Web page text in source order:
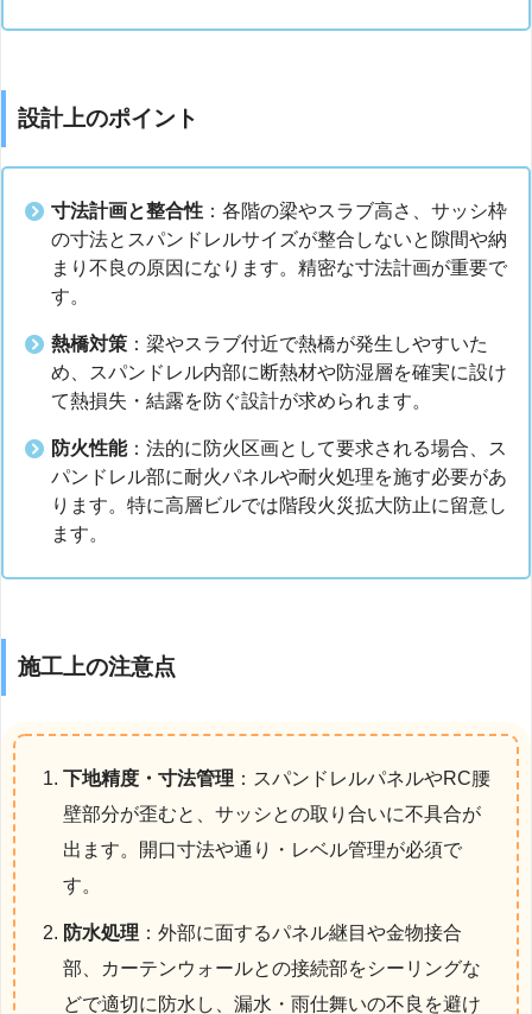
設計上のポイント
寸法計画と整合性 ：各階の梁やスラブ高さ、サッシ枠
の寸法とスパンドレルサイズが整合しないと隙間や納
まり不良の原因になります。精密な寸法計画が重要で
す。
熱橋対策 ：梁やスラブ付近で熱橋が発生しやすいた
め、スパンドレル内部に断熱材や防湿層を確実に設け
て熱損失・結露を防ぐ設計が求められます。
防火性能：法的に防火区画として要求される場合、ス
パンドレル部に耐火パネルや耐火処理を施す必要があ
ります。特に高層ビルでは階段火災拡大防止に留意し
ます。
施工上の注意点
下地精度・寸法管理 ：スパンドレルパネルやRC腰
壁部分が歪むと、サッシとの取り合いに不具合が
出ます。開口寸法や通り・レベル管理が必須で
す。
防水処理 ：外部に面するパネル継目や金物接合
部、カーテンウォールとの接続部をシーリングな
どで適切に防水し、漏水・雨仕舞いの不良を避け